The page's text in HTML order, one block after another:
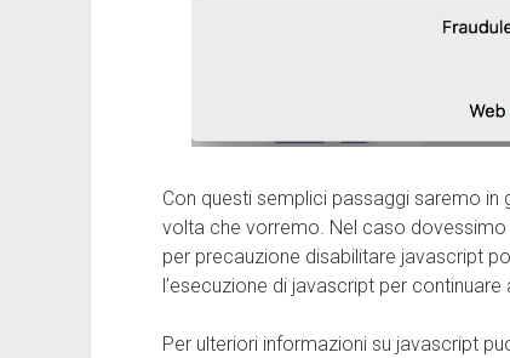
Con questi semplici passaggi saremo
volta che vorremo. Nel caso
per precauzione disabilitare javascript
l’esecuzione di javascript per
Per ulteriori informazioni su javascript